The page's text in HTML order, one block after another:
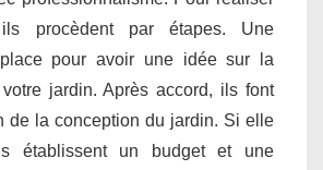
procèdent par étapes. Une
pour avoir une idée sur la
jardin. Après accord, ils font
de la conception du jardin. Si elle
établissent un budget et une